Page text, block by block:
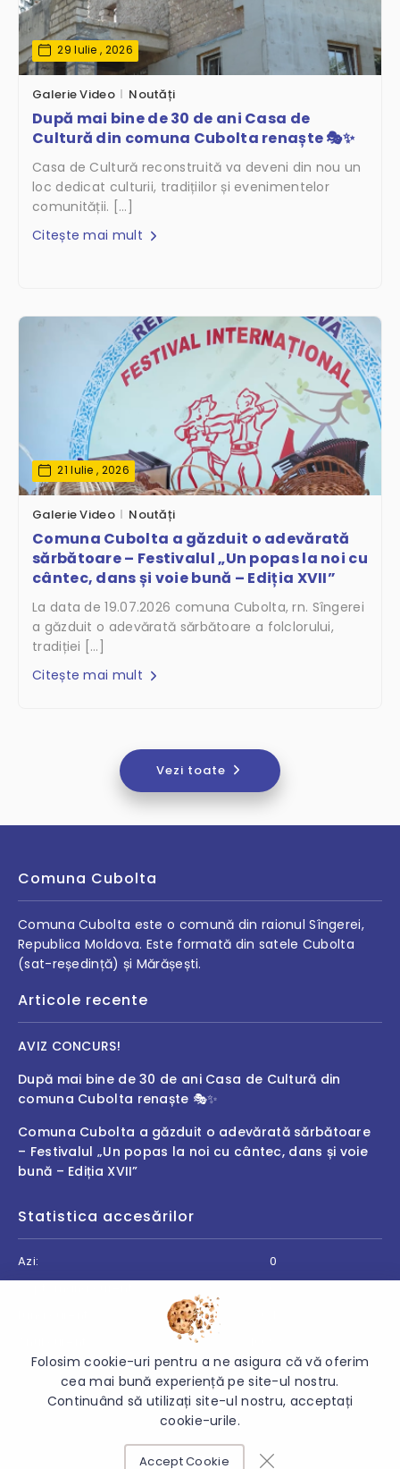
29 Iulie , 2026
Galerie Video Noutăți
După mai bine de 30 de ani Casa de
Cultură din comuna Cubolta renaște 🎭✨
Casa de Cultură reconstruită va deveni din nou un
loc dedicat culturii, tradițiilor și evenimentelor
comunității. […]
Citește mai mult
21 Iulie , 2026
Galerie Video Noutăți
Comuna Cubolta a găzduit o adevărată
sărbătoare – Festivalul „Un popas la noi cu
cântec, dans și voie bună – Ediția XVII”
La data de 19.07.2026 comuna Cubolta, rn. Sîngerei
a găzduit o adevărată sărbătoare a folclorului,
tradiției […]
Citește mai mult
Vezi toate
Comuna Cubolta
Comuna Cubolta este o comună din raionul Sîngerei,
Republica Moldova. Este formată din satele Cubolta
(sat-reședință) și Mărășești.
Articole recente
AVIZ CONCURS!
După mai bine de 30 de ani Casa de Cultură din
comuna Cubolta renaște 🎭✨
Comuna Cubolta a găzduit o adevărată sărbătoare
– Festivalul „Un popas la noi cu cântec, dans și voie
bună – Ediția XVII”
Statistica accesărilor
Azi:
0
© 2026 Primăria comunei Cubolta - Toate drepturile rezervate.
Folosim cookie-uri pentru a ne asigura că vă oferim
cea mai bună experiență pe site-ul nostru.
Continuând să utilizați site-ul nostru, acceptați
cookie-urile.
Accept Cookie